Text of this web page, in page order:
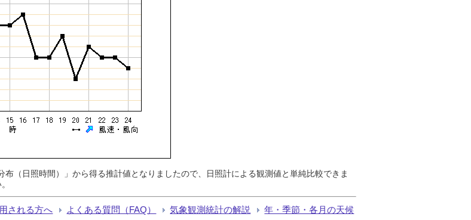
（日照時間）」から得る推計値となりましたので、日照計による観測値と単純比較できま
される方へ よくある質問（FAQ） 気象観測統計の解説 年・季節・各月の天候